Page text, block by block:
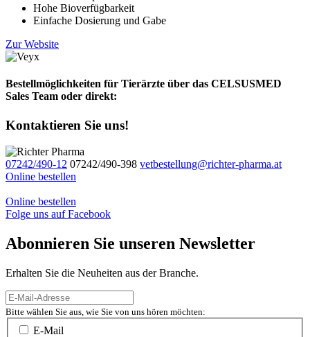
Hohe Bioverfügbarkeit
Einfache Dosierung und Gabe
Zur Website
Bestellmöglichkeiten für Tierärzte über das CELSUSMED
Sales Team oder direkt:
Kontaktieren Sie uns!
07242/490-12 07242/490-398 vetbestellung@richter-pharma.at
Online bestellen
Online bestellen
Folge uns auf Facebook
Abonnieren Sie unseren Newsletter
Erhalten Sie die Neuheiten aus der Branche.
Bitte wählen Sie aus, wie Sie von uns hören möchten:
E-Mail